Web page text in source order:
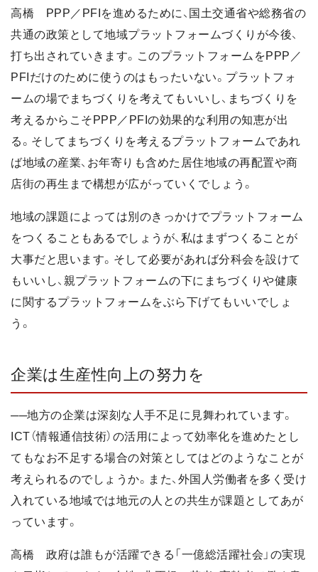
高橋 PPP／PFIを進めるために、国土交通省や総務省の
共通の政策として地域プラットフォームづくりが今後、
打ち出されていきます。このプラットフォームをPPP／
PFIだけのために使うのはもったいない。プラットフォ
ームの場でまちづくりを考えてもいいし、まちづくりを
考えるからこそPPP／PFIの効果的な利用の知恵が出
る。そしてまちづくりを考えるプラットフォームであれ
ば地域の産業、お年寄りも含めた居住地域の再配置や商
店街の再生まで構想が広がっていくでしょう。
地域の課題によっては別のきっかけでプラットフォーム
をつくることもあるでしょうが、私はまずつくることが
大事だと思います。そして必要があれば分科会を設けて
もいいし、親プラットフォームの下にまちづくりや健康
に関するプラットフォームをぶら下げてもいいでしょ
う。
企業は生産性向上の努力を
──地方の企業は深刻な人手不足に見舞われています。
ICT（情報通信技術）の活用によって効率化を進めたとし
てもなお不足する場合の対策としてはどのようなことが
考えられるのでしょうか。また、外国人労働者を多く受け
入れている地域では地元の人との共生が課題としてあが
っています。
高橋 政府は誰もが活躍できる「一億総活躍社会」の実現